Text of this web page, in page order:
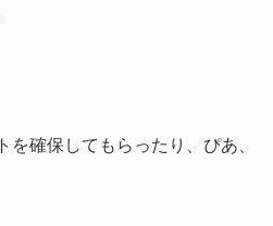
確保してもらったり、ぴあ、